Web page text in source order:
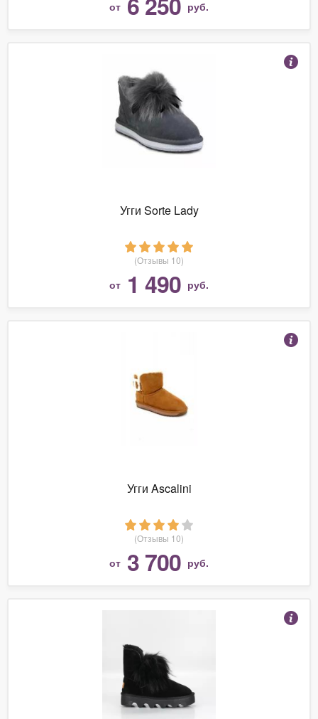
от руб.
Угги Sorte Lady
(Отзывы 10)
от 1 490 руб.
Угги Ascalini
(Отзывы 10)
от 3 700 руб.